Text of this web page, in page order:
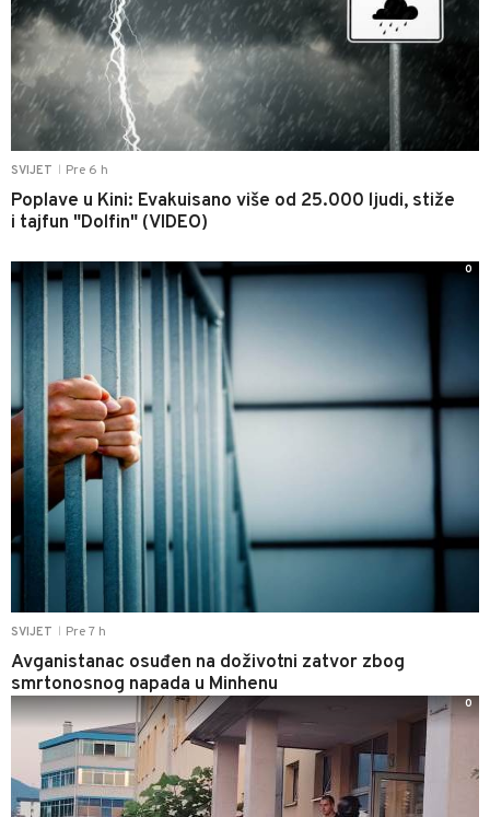
SVIJET Pre 6 h
Poplave u Kini: Evakuisano više od 25.000 ljudi, stiže
i tajfun "Dolfin" (VIDEO)
SVIJET Pre 7 h
Avganistanac osuđen na doživotni zatvor zbog
smrtonosnog napada u Minhenu
0
0